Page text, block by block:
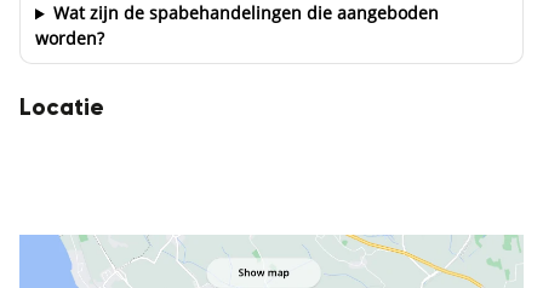
Wat zijn de spabehandelingen die aangeboden
worden?
Locatie